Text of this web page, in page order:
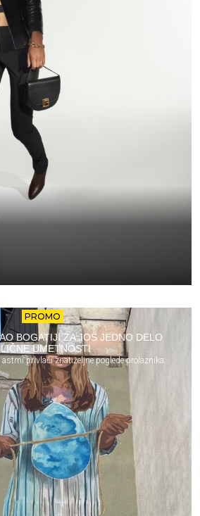
PROMO
BOGATIJI ZA JOŠ JEDNO DELO
UMETNOSTI
privlači znatiželjne poglede prolaznika.